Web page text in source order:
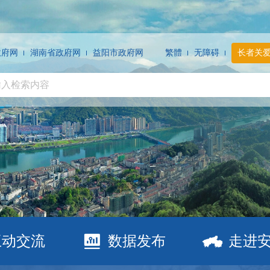
网 湖南省政府网 益阳市政府网 繁體 无障碍 长者关
交流 数据发布 走进